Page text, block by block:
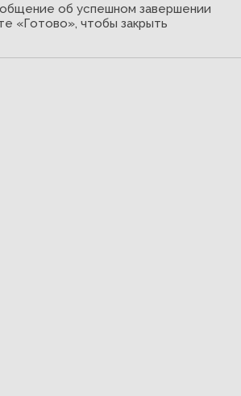
об успешном завершении
«Готово», чтобы закрыть